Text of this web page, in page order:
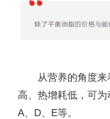
从营养的角度来
高、热增耗低，可
A、D、E等。